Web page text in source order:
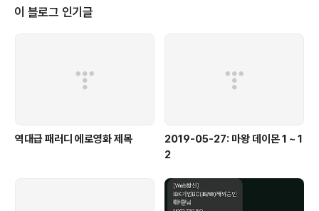
trolSet\Services\SharedAccess\Parameters\FirewallPolicy\Stan
dar..
이 블로그 인기글
역대급 패러디 에로영화 제목
2019-05-27: 마왕 데이몬 1 ~ 1
2